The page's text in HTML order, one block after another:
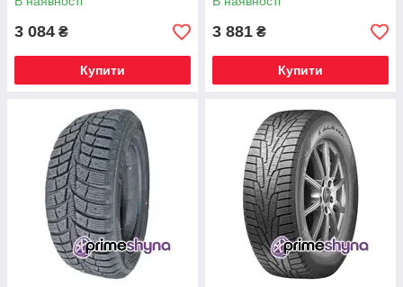
3 084 ₴
Купити
3 881 ₴
Купити